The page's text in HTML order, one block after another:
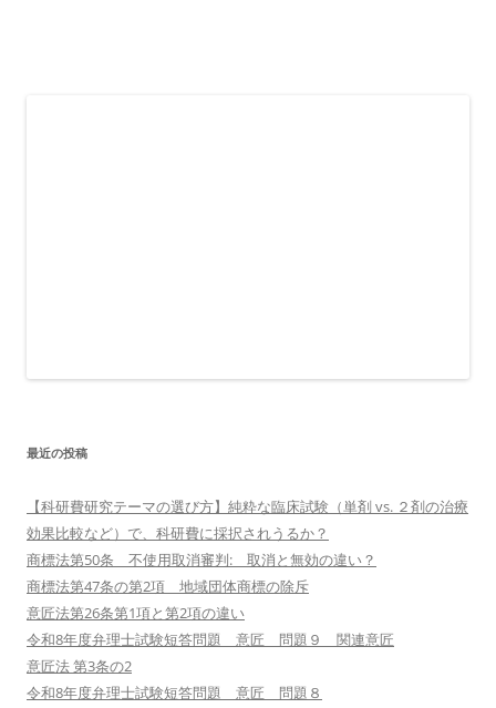
最近の投稿
【科研費研究テーマの選び方】純粋な臨床試験（単剤 vs. ２剤の治療
効果比較など）で、科研費に採択されうるか？
商標法第50条 不使用取消審判: 取消と無効の違い？
商標法第47条の第2項 地域団体商標の除斥
意匠法第26条第1項と第2項の違い
令和8年度弁理士試験短答問題 意匠 問題９ 関連意匠
意匠法 第3条の2
令和8年度弁理士試験短答問題 意匠 問題８